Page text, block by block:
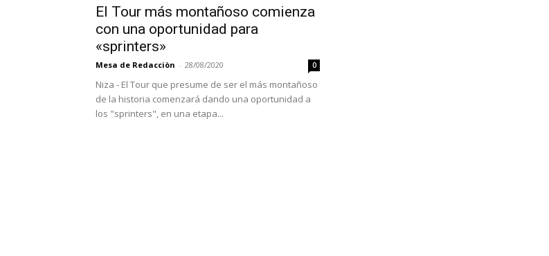
El Tour más montañoso comienza
con una oportunidad para
«sprinters»
Mesa de Redacciòn - 28/08/2020 0
Niza - El Tour que presume de ser el más montañoso
de la historia comenzará dando una oportunidad a
los "sprinters", en una etapa...